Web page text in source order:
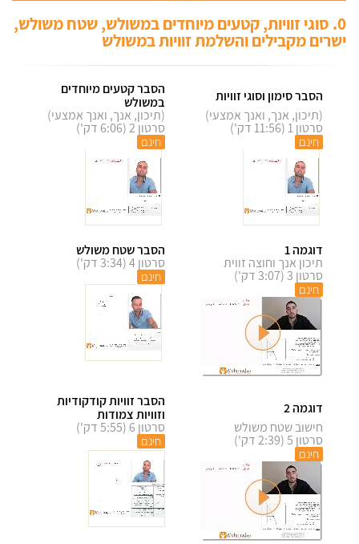
0. סוגי זוויות, קטעים מיוחדים במשולש, שטח משולש,
ישרים מקבילים והשלמת זוויות במשולש
הסבר סימון וסוגי זוויות
(תיכון, אנך, ואנך אמצעי)
סרטון 1 (11:56 דק')
חינם
הסבר קטעים מיוחדים
במשולש
(תיכון, אנך, ואנך אמצעי)
סרטון 2 (6:06 דק')
חינם
דוגמה 1
תיכון אנך וחוצה זווית
סרטון 3 (3:07 דק')
חינם
הסבר שטח משולש
סרטון 4 (3:34 דק')
חינם
דוגמה 2
חישוב שטח משולש
סרטון 5 (2:39 דק')
חינם
הסבר זוויות קודקודיות
וזוויות צמודות
סרטון 6 (5:55 דק')
חינם